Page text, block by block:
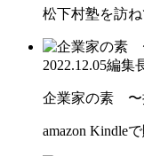
松下村塾を訪ね
2022.12.05編集
企業家の素 〜
amazon Kindle